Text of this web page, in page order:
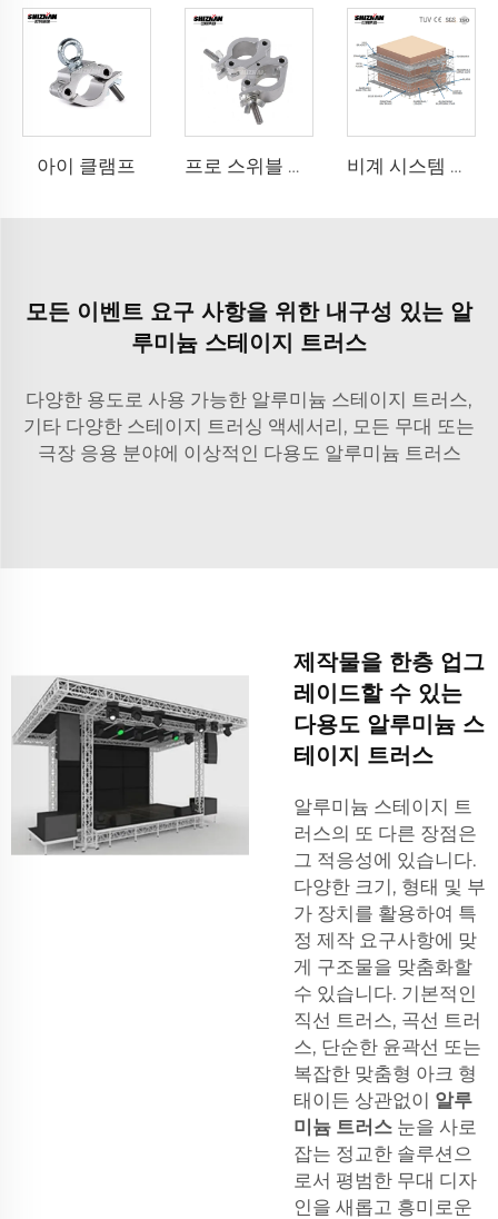
아이 클램프 프로 스위블 클램프 비계 시스템 프로젝트 사례 설계
모든 이벤트 요구 사항을 위한 내구성 있는 알
루미늄 스테이지 트러스
다양한 용도로 사용 가능한 알루미늄 스테이지 트러스,
기타 다양한 스테이지 트러싱 액세서리, 모든 무대 또는
극장 응용 분야에 이상적인 다용도 알루미늄 트러스
제작물을 한층 업그
레이드할 수 있는
다용도 알루미늄 스
테이지 트러스
알루미늄 스테이지 트
러스의 또 다른 장점은
그 적응성에 있습니다.
다양한 크기, 형태 및 부
가 장치를 활용하여 특
정 제작 요구사항에 맞
게 구조물을 맞춤화할
수 있습니다. 기본적인
직선 트러스, 곡선 트러
스, 단순한 윤곽선 또는
복잡한 맞춤형 아크 형
태이든 상관없이 알루
미늄 트러스 눈을 사로
잡는 정교한 솔루션으
로서 평범한 무대 디자
인을 새롭고 흥미로운